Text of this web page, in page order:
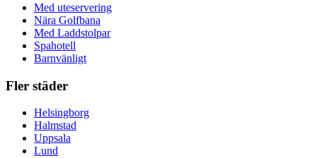
Med uteservering
Nära Golfbana
Med Laddstolpar
Spahotell
Barnvänligt
Fler städer
Helsingborg
Halmstad
Uppsala
Lund